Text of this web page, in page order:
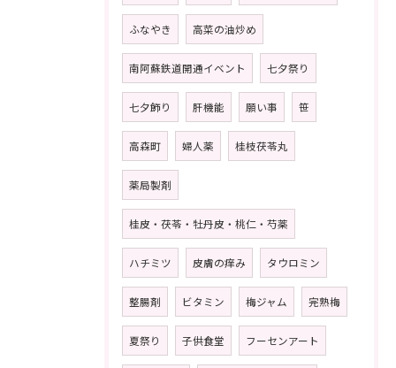
ふなやき 高菜の油炒め
南阿蘇鉄道開通イベント 七夕祭り
七夕飾り 肝機能 願い事 笹
高森町 婦人薬 桂枝茯苓丸
薬局製剤
桂皮・茯苓・牡丹皮・桃仁・芍薬
ハチミツ 皮膚の痒み タウロミン
整腸剤 ビタミン 梅ジャム 完熟梅
夏祭り 子供食堂 フーセンアート